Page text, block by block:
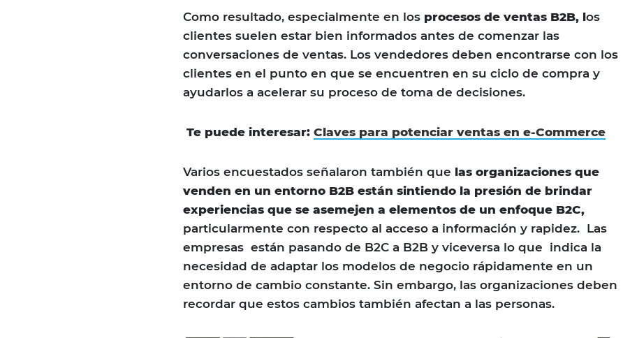
Como resultado, especialmente en los procesos de ventas B2B, los
clientes suelen estar bien informados antes de comenzar las
conversaciones de ventas. Los vendedores deben encontrarse con los
clientes en el punto en que se encuentren en su ciclo de compra y
ayudarlos a acelerar su proceso de toma de decisiones.
Te puede interesar: Claves para potenciar ventas en e-Commerce
Varios encuestados señalaron también que las organizaciones que
venden en un entorno B2B están sintiendo la presión de brindar
experiencias que se asemejen a elementos de un enfoque B2C,
particularmente con respecto al acceso a información y rapidez. Las
empresas están pasando de B2C a B2B y viceversa lo que indica la
necesidad de adaptar los modelos de negocio rápidamente en un
entorno de cambio constante. Sin embargo, las organizaciones deben
recordar que estos cambios también afectan a las personas.